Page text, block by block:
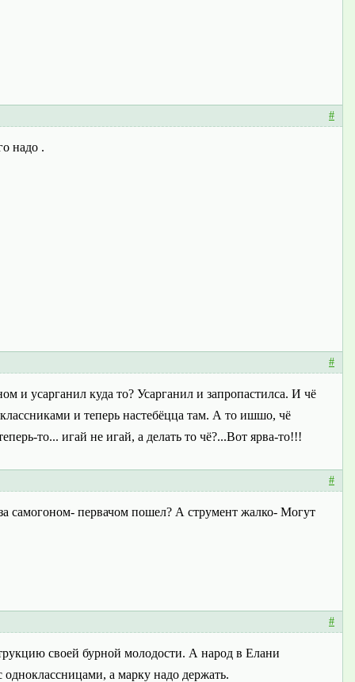
#
надо .
#
и усарганил куда то? Усарганил и запропастилса. И чё
и теперь настебёцца там. А то ишшо, чё
то... игай не игай, а делать то чё?...Вот ярва-то!!!
#
самогоном- первачом пошел? А струмент жалко- Могут
#
своей бурной молодости. А народ в Елани
одноклассницами, а марку надо держать.